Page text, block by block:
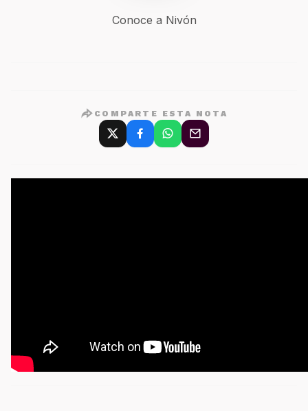
Conoce a Nivón
COMPARTE ESTA NOTA